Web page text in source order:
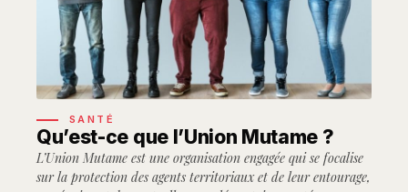
SANTÉ
Qu’est-ce que l’Union Mutame ?
L’Union Mutame est une organisation engagée qui se focalise
sur la protection des agents territoriaux et de leur entourage,